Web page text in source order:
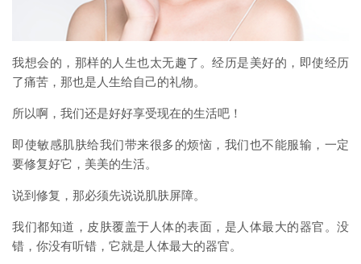
我想会的，那样的人生也太无趣了。经历是美好的，即使经历
了痛苦，那也是人生给自己的礼物。
所以啊，我们还是好好享受现在的生活吧！
即使敏感肌肤给我们带来很多的烦恼，我们也不能服输，一定
要修复好它，美美的生活。
说到修复，那必须先说说肌肤屏障。
我们都知道，皮肤覆盖于人体的表面，是人体最大的器官。没
错，你没有听错，它就是人体最大的器官。